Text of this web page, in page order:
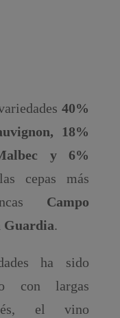
40%
18%
y 6%
cepas más
Campo
Guardia.
ha sido
con largas
el vino